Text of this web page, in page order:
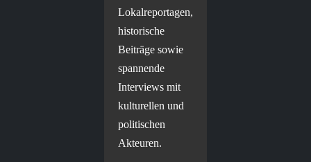
Lokalreportagen,
historische
Beiträge sowie
spannende
Interviews mit
kulturellen und
politischen
Akteuren.